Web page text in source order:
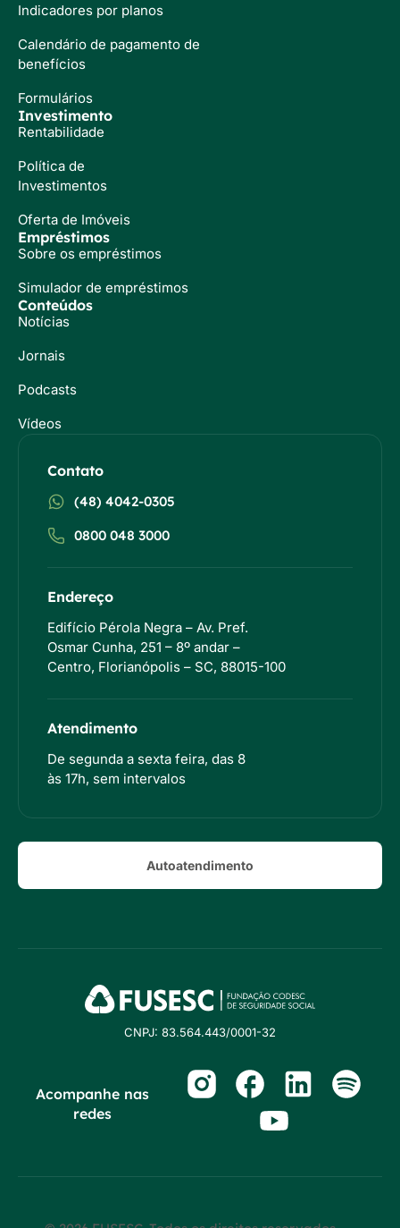
Indicadores por planos
Calendário de pagamento de
benefícios
Formulários
Investimento
Rentabilidade
Política de
Investimentos
Oferta de Imóveis
Empréstimos
Sobre os empréstimos
Simulador de empréstimos
Conteúdos
Notícias
Jornais
Podcasts
Vídeos
Contato
(48) 4042-0305
0800 048 3000
Endereço
Edifício Pérola Negra – Av. Pref.
Osmar Cunha, 251 – 8º andar –
Centro, Florianópolis – SC, 88015-100
Atendimento
De segunda a sexta feira, das 8
às 17h, sem intervalos
Autoatendimento
CNPJ: 83.564.443/0001-32
Acompanhe nas
redes